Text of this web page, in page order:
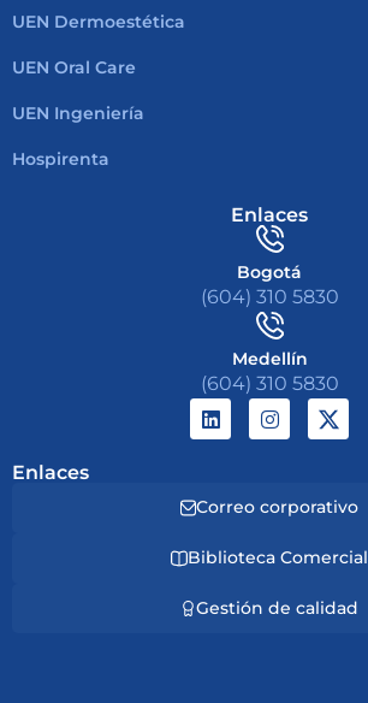
UEN Dermoestética
UEN Oral Care
UEN Ingeniería
Hospirenta
Enlaces
Bogotá
(604) 310 5830
Medellín
(604) 310 5830
Enlaces
Correo corporativo
Biblioteca Comercial
Gestión de calidad